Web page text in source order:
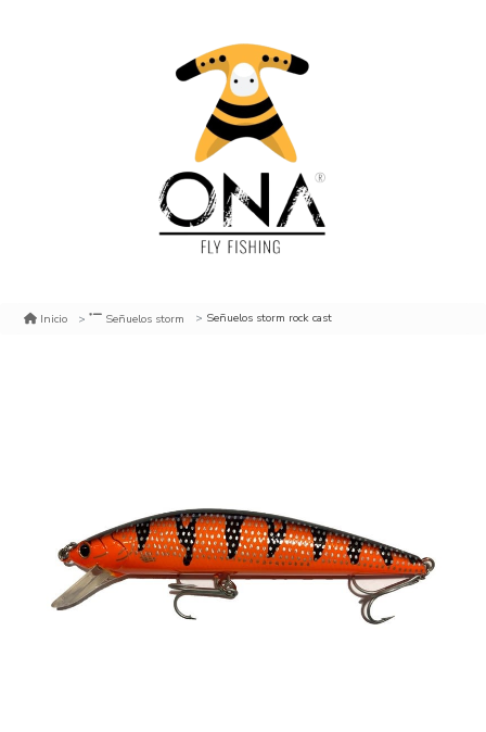
Inicio Señuelos storm Señuelos storm rock cast